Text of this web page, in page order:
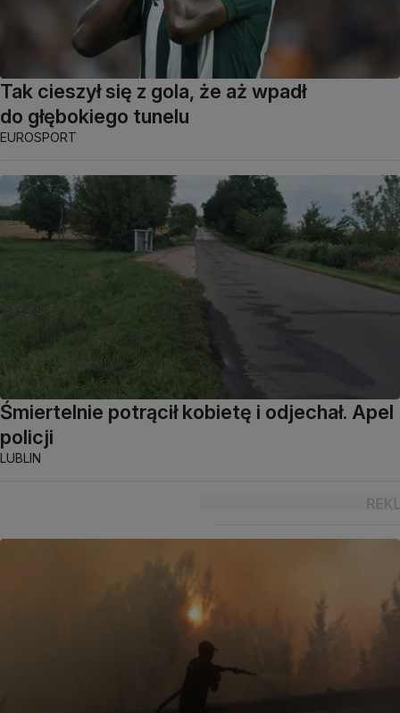
Tak cieszył się z gola, że aż wpadł
do głębokiego tunelu
EUROSPORT
Śmiertelnie potrącił kobietę i odjechał. Apel
policji
LUBLIN